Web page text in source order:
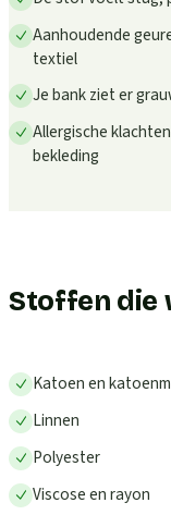
Aanhoudende
textiel
Je bank ziet er
Allergische
bekleding
Stoffen die
Katoen en
Linnen
Polyester
Viscose en rayon